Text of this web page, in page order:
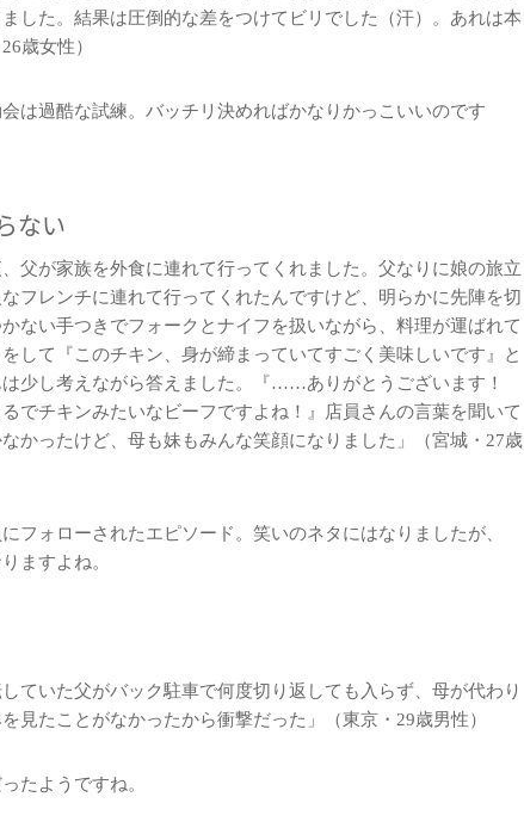
した。結果は圧倒的な差をつけてビリでした（汗）。あれは本
歳女性）
は過酷な試練。バッチリ決めればかなりかっこいいのです
ない
父が家族を外食に連れて行ってくれました。父なりに娘の旅立
フレンチに連れて行ってくれたんですけど、明らかに先陣を切
ない手つきでフォークとナイフを扱いながら、料理が運ばれて
して『このチキン、身が締まっていてすごく美味しいです』と
少し考えながら答えました。『……ありがとうございます！
でチキンみたいなビーフですよね！』店員さんの言葉を聞いて
かったけど、母も妹もみんな笑顔になりました」（宮城・27歳
フォローされたエピソード。笑いのネタにはなりましたが、
ますよね。
ていた父がバック駐車で何度切り返しても入らず、母が代わり
見たことがなかったから衝撃だった」（東京・29歳男性）
たようですね。